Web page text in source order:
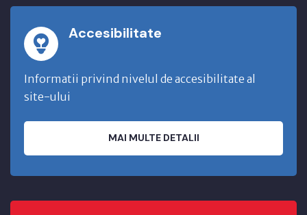
Accesibilitate
Informatii privind nivelul de accesibilitate al
site-ului
MAI MULTE DETALII